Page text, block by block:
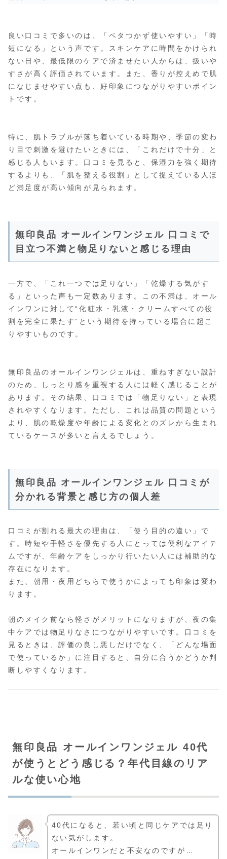
良い口コミで多いのは、「ベタつかず使いやすい」「時
短になる」という声です。スキンケアに時間をかけられ
ない日や、最低限のケアで済ませたい人からは、扱いや
すさが高く評価されています。また、香りが控えめで肌
になじませやすい点も、好印象につながりやすいポイン
トです。
特に、肌トラブルが落ち着いている時期や、季節の変わ
り目で刺激を避けたいときには、「これだけで十分」と
感じる人もいます。口コミを見ると、保湿力を強く期待
するよりも、「肌を整える役割」として捉えている人ほ
ど満足度が高い傾向が見られます。
無印良品 オールインワンジェル 口コミで
目立つ不満と物足りないと感じる理由
一方で、「これ一つでは足りない」「乾燥する気がす
る」といった声も一定数あります。この不満は、オール
インワンに対して“化粧水・乳液・クリームすべての役
割を完全に果たす”という期待を持っている場合に起こ
りやすいものです。
無印良品のオールインワンジェルは、重ねすぎない設計
のため、しっとり感を重視する人には軽く感じることが
あります。その結果、口コミでは「物足りない」と表現
されやすくなります。ただし、これは品質の問題という
より、肌の乾燥度や年齢による変化とのズレから生まれ
ているケースが多いと言えるでしょう。
無印良品 オールインワンジェル 口コミが
分かれる背景と感じ方の個人差
口コミが割れる最大の理由は、「使う目的の違い」で
す。時短や手軽さを優先する人にとっては便利なアイテ
ムですが、年齢ケアをしっかり行いたい人には補助的な
存在になります。
また、朝用・夜用どちらで使うかによっても印象は変わ
ります。
朝のメイク前なら軽さがメリットになりますが、夜の集
中ケアでは物足りなさにつながりやすいです。口コミを
見るときは、評価の良し悪しだけでなく、「どんな場面
で使っているか」に注目すると、自分に合うかどうか判
断しやすくなります。
無印良品 オールインワンジェル 40代
が使うとどう感じる？年代目線のリア
ルな使い心地
40代になると、若い頃と同じケアでは足り
ない気がします。
オールインワンだと不安なのですが…